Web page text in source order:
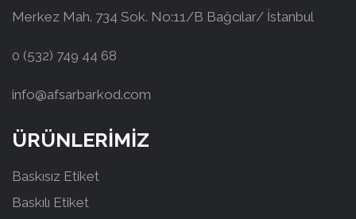
Merkez Mah. 734 Sok. No:11/B Bağcılar/ İstanbul
0 (532) 749 44 68
info@afsarbarkod.com
ÜRÜNLERİMİZ
Baskısız Etiket
Baskılı Etiket